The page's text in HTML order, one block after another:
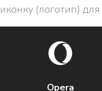
(логотип) для
Opera